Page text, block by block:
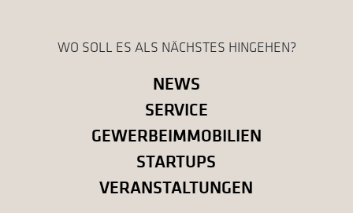
WO SOLL ES ALS NÄCHSTES HINGEHEN?
NEWS
SERVICE
GEWERBEIMMOBILIEN
STARTUPS
VERANSTALTUNGEN